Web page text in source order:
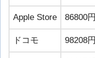
Apple Store 86800円
ドコモ 98208円